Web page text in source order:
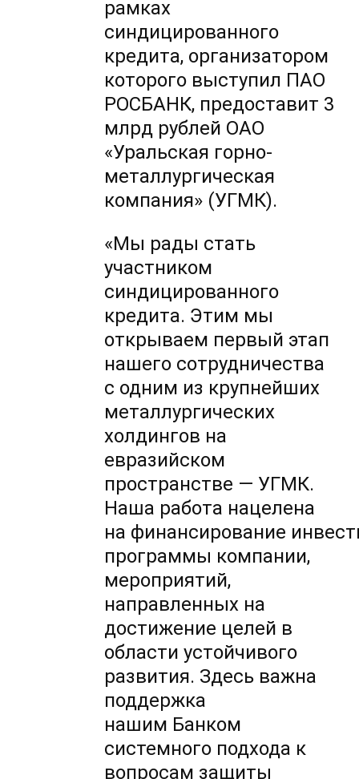
рамках
синдицированного
кредита, организатором
которого выступил ПАО
РОСБАНК, предоставит 3
млрд рублей ОАО
«Уральская горно-
металлургическая
компания» (УГМК).
«Мы рады стать
участником
синдицированного
кредита. Этим мы
открываем первый этап
нашего сотрудничества
с одним из крупнейших
металлургических
холдингов на
евразийском
пространстве — УГМК.
Наша работа нацелена
на финансирование
программы компании,
мероприятий,
направленных на
достижение целей в
области устойчивого
развития. Здесь важна
поддержка
нашим Банком
системного подхода к
вопросам защиты